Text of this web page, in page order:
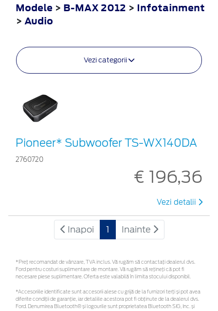
Modele > B-MAX 2012 > Infotainment
> Audio
Vezi categorii
Pioneer* Subwoofer TS-WX140DA
2760720
€ 196,36
Vezi detalii
Inapoi 1 Inainte
*Preţ recomandat de vânzare, TVA inclus. Vă rugăm să contactaţi dealerul dvs.
Ford pentru costuri suplimentare de montare. Vă rugăm să rețineți că pot fi
necesare piese suplimentare. Oferta este valabilă în limita stocului disponibil.
*Accesoriile identificate sunt accesorii alese cu grijă de la furnizori terți și pot avea
diferite condiții de garanție, iar detaliile acestora pot fi obținute de la dealerul dvs.
Ford. Denumirea Bluetooth® și logourile sunt proprietatea Bluetooth SIG, Inc. și